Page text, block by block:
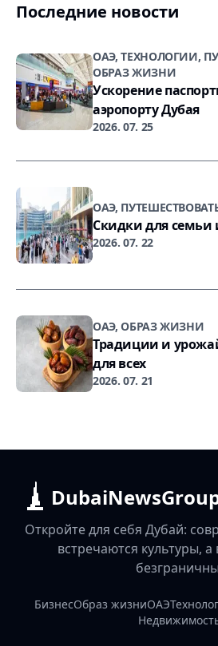
Последние новости
ОАЭ, ТЕХНОЛОГИИ,
ОБРАЗ ЖИЗНИ
Ускорение
аэропорту Дубая
2026. 07. 25
ОАЭ,
Скидки для семьи
2026. 07. 22
ОАЭ, ОБРАЗ ЖИЗНИ
Традиции и
для всех
2026. 07. 21
Откройте для себя Дубай:
встречаются культуры,
БизнесОбраз жизниОАЭ